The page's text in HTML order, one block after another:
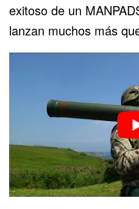
exitoso de un
lanzan muchos más